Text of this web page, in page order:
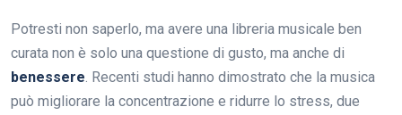
Potresti non saperlo, ma avere una libreria musicale ben
curata non è solo una questione di gusto, ma anche di
benessere. Recenti studi hanno dimostrato che la musica
può migliorare la concentrazione e ridurre lo stress, due